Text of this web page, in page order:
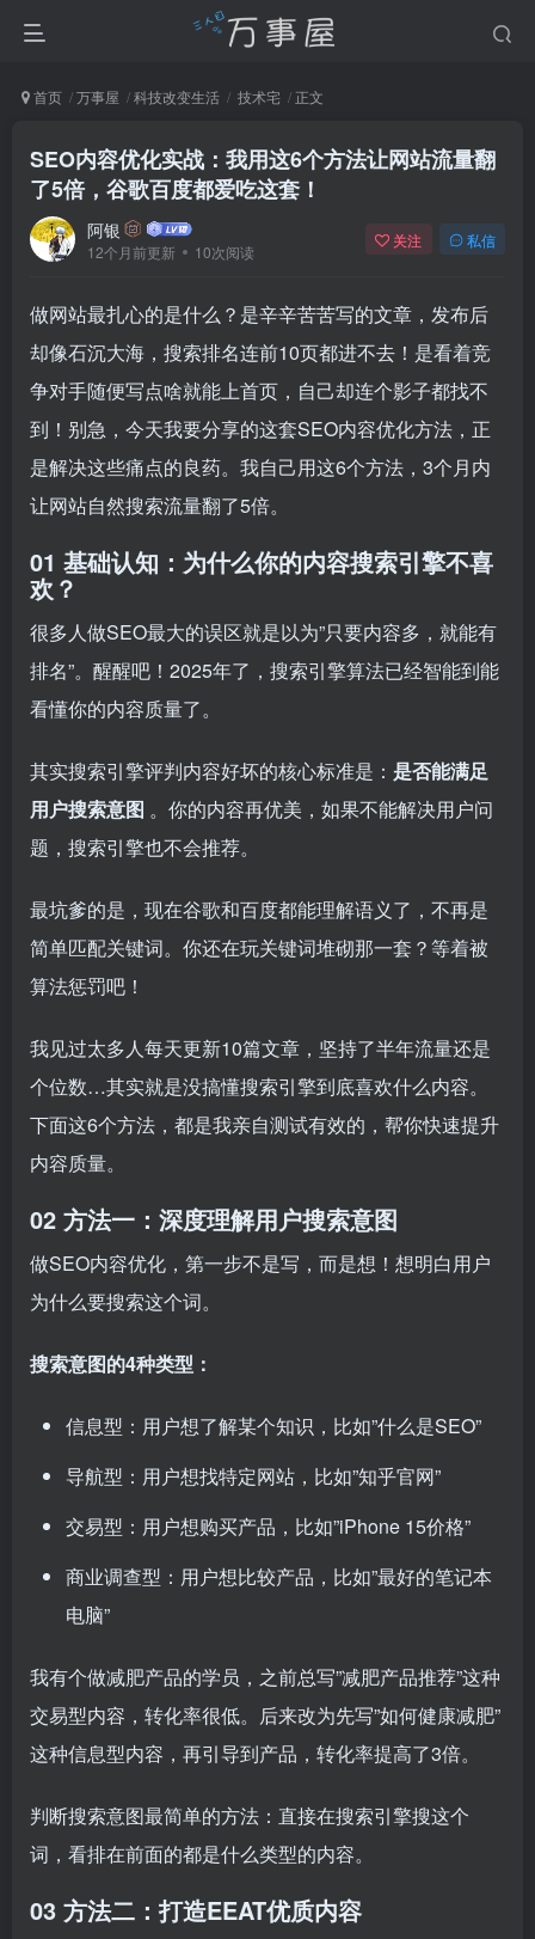
首页 万事屋 科技改变生活 技术宅 正文
SEO内容优化实战：我用这6个方法让网站流量翻
了5倍，谷歌百度都爱吃这套！
阿银
12个月前更新 10次阅读
关注 私信
做网站最扎心的是什么？是辛辛苦苦写的文章，发布后
却像石沉大海，搜索排名连前10页都进不去！是看着竞
争对手随便写点啥就能上首页，自己却连个影子都找不
到！别急，今天我要分享的这套SEO内容优化方法，正
是解决这些痛点的良药。我自己用这6个方法，3个月内
让网站自然搜索流量翻了5倍。
01 基础认知：为什么你的内容搜索引擎不喜
欢？
很多人做SEO最大的误区就是以为”只要内容多，就能有
排名”。醒醒吧！2025年了，搜索引擎算法已经智能到能
看懂你的内容质量了。
其实搜索引擎评判内容好坏的核心标准是： 是否能满足
用户搜索意图 。你的内容再优美，如果不能解决用户问
题，搜索引擎也不会推荐。
最坑爹的是，现在谷歌和百度都能理解语义了，不再是
简单匹配关键词。你还在玩关键词堆砌那一套？等着被
算法惩罚吧！
我见过太多人每天更新10篇文章，坚持了半年流量还是
个位数…其实就是没搞懂搜索引擎到底喜欢什么内容。
下面这6个方法，都是我亲自测试有效的，帮你快速提升
内容质量。
02 方法一：深度理解用户搜索意图
做SEO内容优化，第一步不是写，而是想！想明白用户
为什么要搜索这个词。
搜索意图的4种类型：
信息型：用户想了解某个知识，比如”什么是SEO”
导航型：用户想找特定网站，比如”知乎官网”
交易型：用户想购买产品，比如”iPhone 15价格”
商业调查型：用户想比较产品，比如”最好的笔记本
电脑”
我有个做减肥产品的学员，之前总写”减肥产品推荐”这种
交易型内容，转化率很低。后来改为先写”如何健康减肥”
这种信息型内容，再引导到产品，转化率提高了3倍。
判断搜索意图最简单的方法：直接在搜索引擎搜这个
词，看排在前面的都是什么类型的内容。
03 方法二：打造EEAT优质内容